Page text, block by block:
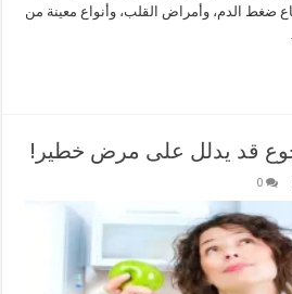
النوع 2، وارتفاع ضغط الدم، وأمراض القلب، وأنواع معينة من
قد يدلل على مرض خطير!
0